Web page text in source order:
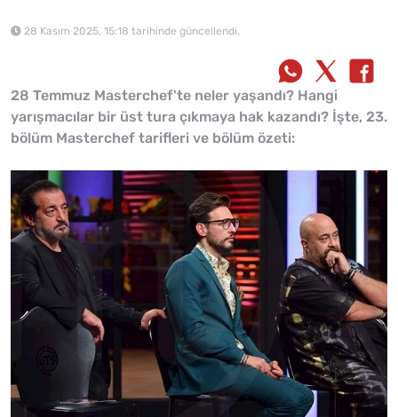
28 Kasım 2025, 15:18 tarihinde güncellendi.
28 Temmuz Masterchef'te neler yaşandı? Hangi
yarışmacılar bir üst tura çıkmaya hak kazandı? İşte, 23.
bölüm Masterchef tarifleri ve bölüm özeti: